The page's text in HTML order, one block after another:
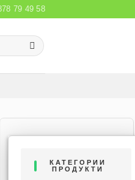
79 49 58
КАТЕГОРИИ
ПРОДУКТИ